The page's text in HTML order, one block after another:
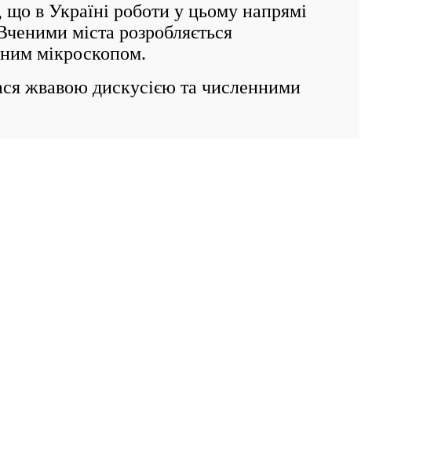
в Україні роботи у цьому напрямі
міста розробляється
мікроскопом.
жвавою дискусією та численними